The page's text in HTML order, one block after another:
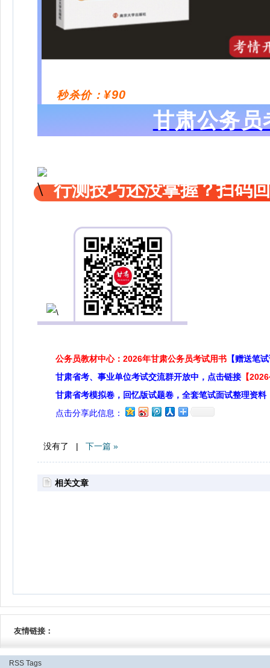
秒杀价： ¥90
甘肃公务员
行测技巧还没掌握？扫码
公务员教材中心：2026年甘肃公务员考试用书 【赠送笔
甘肃省考、事业单位考试交流群开放中，点击链接 【
甘肃省考模拟卷，回忆版试题卷，全套笔试面试整理资料
点击分享此信息：
没有了 | 下一篇 »
相关文章
友情链接：
RSS Tags